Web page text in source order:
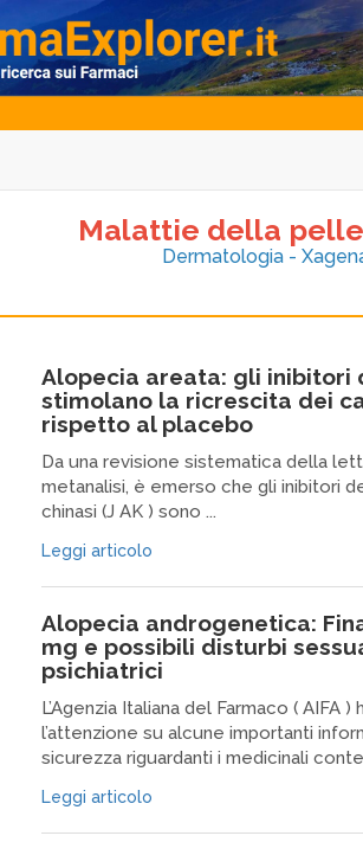
Malattie della
Dermatologia -
Alopecia areata: gli inibitori
stimolano la ricrescita dei
rispetto al placebo
Da una revisione sistematica della
metanalisi, è emerso che gli inibitori
chinasi (J AK ) sono ...
Leggi articolo
Alopecia androgenetica:
mg e possibili disturbi
psichiatrici
L’Agenzia Italiana del Farmaco ( AIFA )
l’attenzione su alcune importanti
sicurezza riguardanti i medicinali
Leggi articolo